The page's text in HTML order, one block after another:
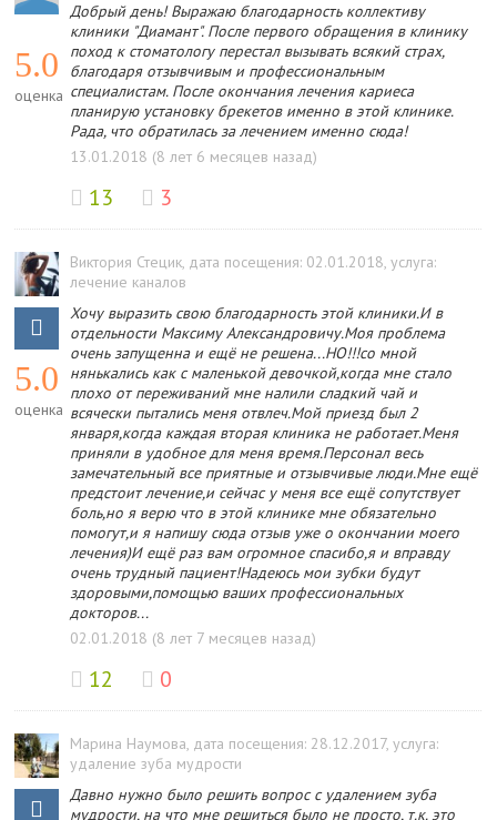
5.0
оценка
Добрый день! Выражаю благодарность коллективу
клиники "Диамант". После первого обращения в клинику
поход к стоматологу перестал вызывать всякий страх,
благодаря отзывчивым и профессиональным
специалистам. После окончания лечения кариеса
планирую установку брекетов именно в этой клинике.
Рада, что обратилась за лечением именно сюда!
13.01.2018 (8 лет 6 месяцев назад)
13 3
5.0
оценка
Виктория Стецик, дата посещения: 02.01.2018, услуга:
лечение каналов
Хочу выразить свою благодарность этой клиники.И в
отдельности Максиму Александровичу.Моя проблема
очень запущенна и ещё не решена...НО!!!со мной
нянькались как с маленькой девочкой,когда мне стало
плохо от переживаний мне налили сладкий чай и
всячески пытались меня отвлеч.Мой приезд был 2
января,когда каждая вторая клиника не работает.Меня
приняли в удобное для меня время.Персонал весь
замечательный все приятные и отзывчивые люди.Мне ещё
предстоит лечение,и сейчас у меня все ещё сопутствует
боль,но я верю что в этой клинике мне обязательно
помогут,и я напишу сюда отзыв уже о окончании моего
лечения)И ещё раз вам огромное спасибо,я и вправду
очень трудный пациент!Надеюсь мои зубки будут
здоровыми,помощью ваших профессиональных
докторов...
02.01.2018 (8 лет 7 месяцев назад)
12 0
Марина Наумова, дата посещения: 28.12.2017, услуга:
удаление зуба мудрости
Давно нужно было решить вопрос с удалением зуба
мудрости, на что мне решиться было не просто, т.к. это